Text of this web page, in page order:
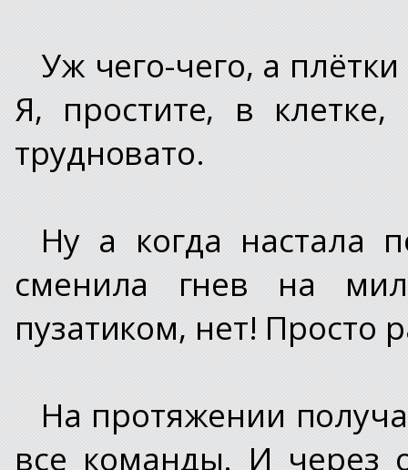
Уж чего-чего, а
Я, простите, в
трудновато.
Ну а когда настала
сменила гнев на
пузатиком, нет! Просто
На протяжении
все команды. И через